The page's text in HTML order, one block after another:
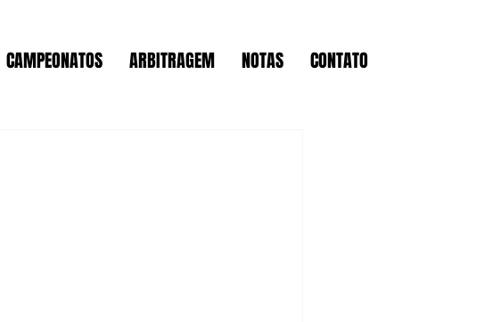
CAMPEONATOS ARBITRAGEM NOTAS CONTATO